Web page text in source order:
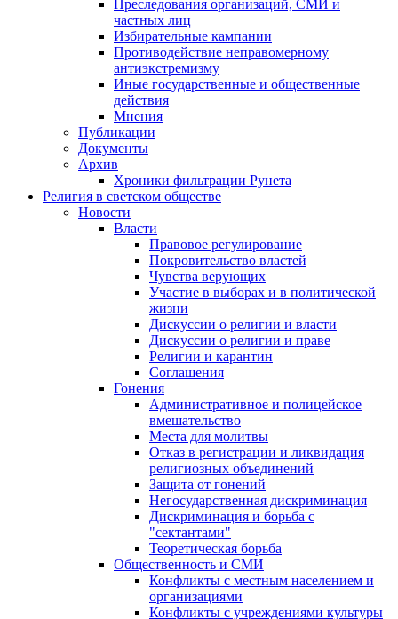
Преследования организаций, СМИ и
частных лиц
Избирательные кампании
Противодействие неправомерному
антиэкстремизму
Иные государственные и общественные
действия
Мнения
Публикации
Документы
Архив
Хроники фильтрации Рунета
Религия в светском обществе
Новости
Власти
Правовое регулирование
Покровительство властей
Чувства верующих
Участие в выборах и в политической
жизни
Дискуссии о религии и власти
Дискуссии о религии и праве
Религии и карантин
Соглашения
Гонения
Административное и полицейское
вмешательство
Места для молитвы
Отказ в регистрации и ликвидация
религиозных объединений
Защита от гонений
Негосударственная дискриминация
Дискриминация и борьба с
"сектантами"
Теоретическая борьба
Общественность и СМИ
Конфликты с местным населением и
организациями
Конфликты с учреждениями культуры